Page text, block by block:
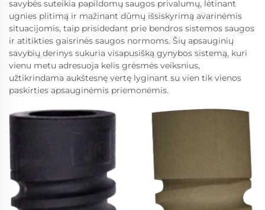
savybės suteikia papildomų saugos privalumų, lėtinant
ugnies plitimą ir mažinant dūmų išsiskyrimą avarinėmis
situacijomis, taip prisidedant prie bendros sistemos saugos
ir atitikties gaisrinės saugos normoms. Šių apsauginių
savybių derinys sukuria visapusišką gynybos sistemą, kuri
vienu metu adresuoja kelis grėsmės veiksnius,
užtikrindama aukštesnę vertę lyginant su vien tik vienos
paskirties apsauginėmis priemonėmis.